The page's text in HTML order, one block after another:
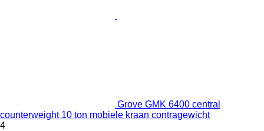
Grove GMK 6400 central
counterweight 10 ton mobiele kraan contragewicht
4